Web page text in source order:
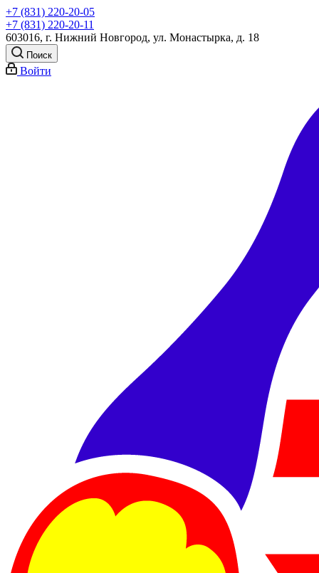
+7 (831) 220-20-05
+7 (831) 220-20-11
603016, г. Нижний Новгород, ул. Монастырка, д. 18
Поиск
Войти